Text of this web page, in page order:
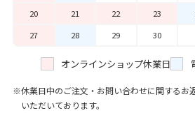
20
21 22 23
27
28 29 30
オンラインショップ休業日
休業日中のご注文・お問い合わせに関するお
いただいております。